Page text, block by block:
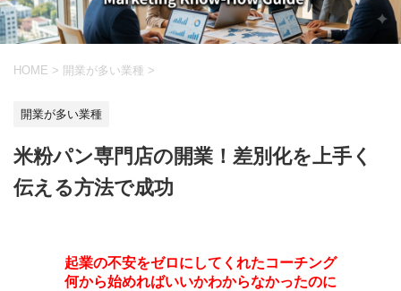
HOME > 開業が多い業種 >
開業が多い業種
米粉パン専門店の開業！差別化を上手く
伝える方法で成功
起業の不安をゼロにしてくれたコーチング
何から始めればいいかわからなかったのに